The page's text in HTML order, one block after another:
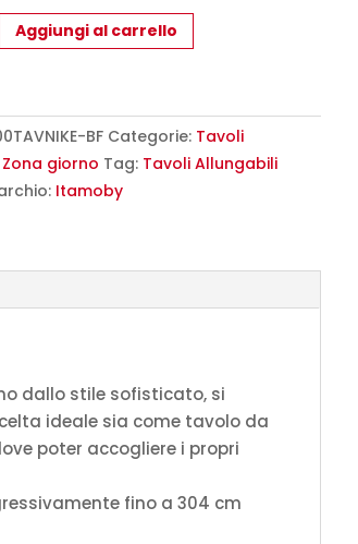
Aggiungi al carrello
BF Categorie: Tavoli
Zona giorno Tag: Tavoli Allungabili
Itamoby
dallo stile sofisticato, si
ideale sia come tavolo da
poter accogliere i propri
fino a 304 cm